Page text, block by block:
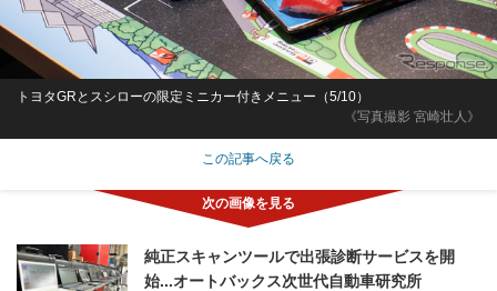
《写真撮影 宮崎壮人》
トヨタGRとスシローの限定ミニカー付きメニュー（5/10）
この記事へ戻る
純正スキャンツールで出張診断サービスを開
始...オートバックス次世代自動車研究所